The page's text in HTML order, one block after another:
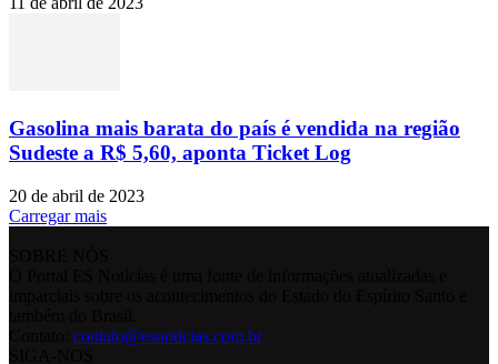
Gasolina mais barata do país é vendida na região
Sudeste a R$ 5,60, aponta Ticket Log
20 de abril de 2023
Carregar mais
contato@esnoticias.com.br